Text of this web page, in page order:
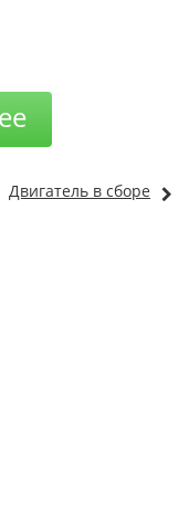
Двигатель в сборе